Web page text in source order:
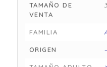
TAMAÑO DE
VENTA
FAMILIA
ORIGEN